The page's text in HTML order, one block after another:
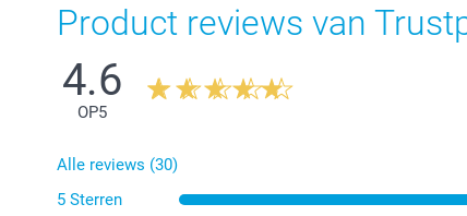
Product reviews van
4.6
OP5
Alle reviews (30)
5 Sterren